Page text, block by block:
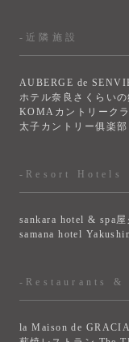
-近隣施設
AUBERGE de
ホテル奈良さくらいの
KOMAカントリーク
太子カントリー俱楽部
-Resort Hotels
sankara hotel & spa屋
samana hotel
-Restaurants &
la Maison de